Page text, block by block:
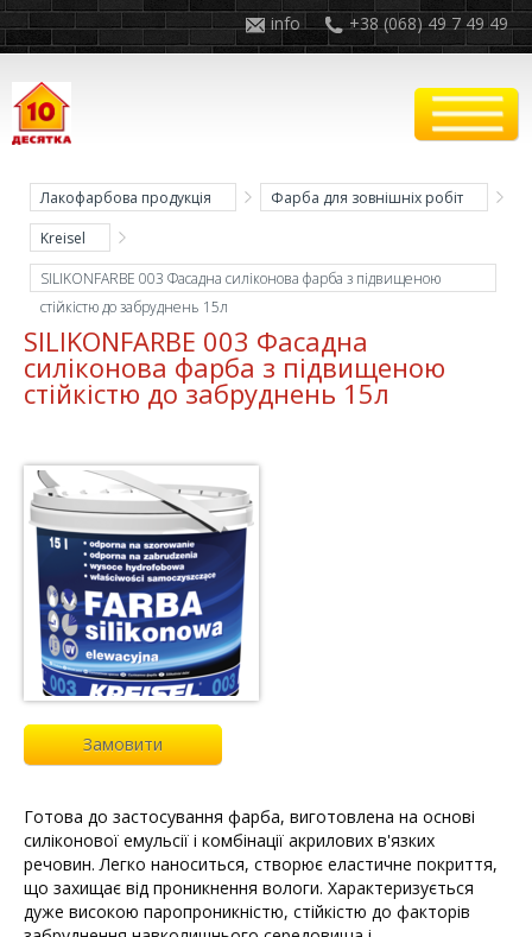
+38 (068) 49 7 49 49
info
Лакофарбова продукція
Фарба для зовнішніх робіт
Kreisel
SILIKONFARBE 003 Фасадна силіконова фарба з підвищеною
стійкістю до забруднень 15л
SILIKONFARBE 003 Фасадна
силіконова фарба з підвищеною
стійкістю до забруднень 15л
Замовити
Готова до застосування фарба, виготовлена на основі
силіконової емульсії і комбінації акрилових в'язких
речовин. Легко наноситься, створює еластичне покриття,
що захищає від проникнення вологи. Характеризується
дуже високою паропроникністю, стійкістю до факторів